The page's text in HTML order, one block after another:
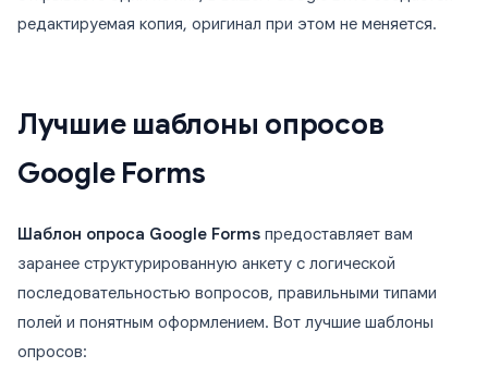
редактируемая копия, оригинал при этом не меняется.
Лучшие шаблоны опросов
Google Forms
Шаблон опроса Google Forms предоставляет вам
заранее структурированную анкету с логической
последовательностью вопросов, правильными типами
полей и понятным оформлением. Вот лучшие шаблоны
опросов: